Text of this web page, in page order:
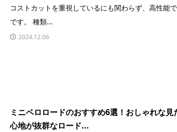
コストカットを重視しているにも関わらず、高性能
です。 種類...
2024.12.06
ミニベロロードのおすすめ6選！おしゃれな見
心地が抜群なロード...